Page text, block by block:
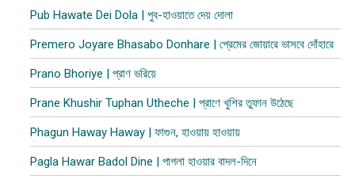
Pub Hawate Dei Dola | পুব​-হাওয়াতে দেয় দোলা
Premero Joyare Bhasabo Donhare | প্রেমের জোয়ারে ভাসবে দোঁহারে
Prano Bhoriye | প্রাণ ভরিয়ে
Prane Khushir Tuphan Utheche | প্রাণে খুশির তুফান উঠেছে
Phagun Haway Haway | ফাগুন, হাওয়ায় হাওয়ায়
Pagla Hawar Badol Dine | পাগলা হাওয়ার বাদল-দিনে